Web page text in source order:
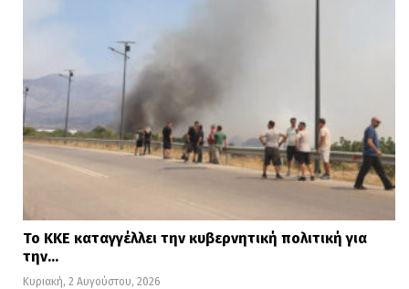
Το ΚΚΕ καταγγέλλει την κυβερνητική πολιτική για
την…
Κυριακή, 2 Αυγούστου, 2026